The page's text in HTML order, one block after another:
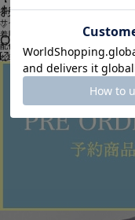
お問い合わせ
OUTLET
着用サイズ/カラー : 2サイズ（L）/パ
サイズ感 : ジャスト
着用感 : 夏らしいマドラスチェックの
配色やカラーリングにこだわったオ
な印象です。
生地感も軽く、清涼感ある素材感です